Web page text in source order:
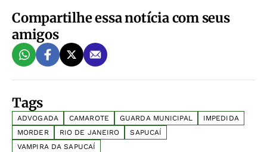
Compartilhe essa notícia com seus
amigos
Tags
ADVOGADA CAMAROTE GUARDA MUNICIPAL
IMPEDIDA
MORDER
RIO DE JANEIRO
SAPUCAÍ
VAMPIRA DA SAPUCAÍ